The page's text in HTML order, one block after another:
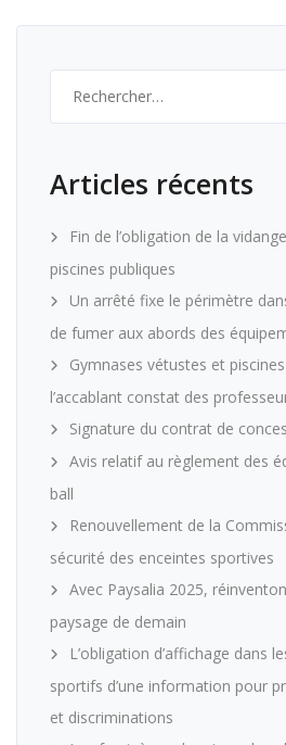
Articles récents
Fin de l’obligation de la
piscines publiques
Un arrêté fixe le périmètre
de fumer aux abords des
Gymnases vétustes et
l’accablant constat des
Signature du contrat de
Avis relatif au règlement des
ball
Renouvellement de la
sécurité des enceintes sportives
Avec Paysalia 2025,
paysage de demain
L’obligation d’affichage dans
sportifs d’une information pour
et discriminations